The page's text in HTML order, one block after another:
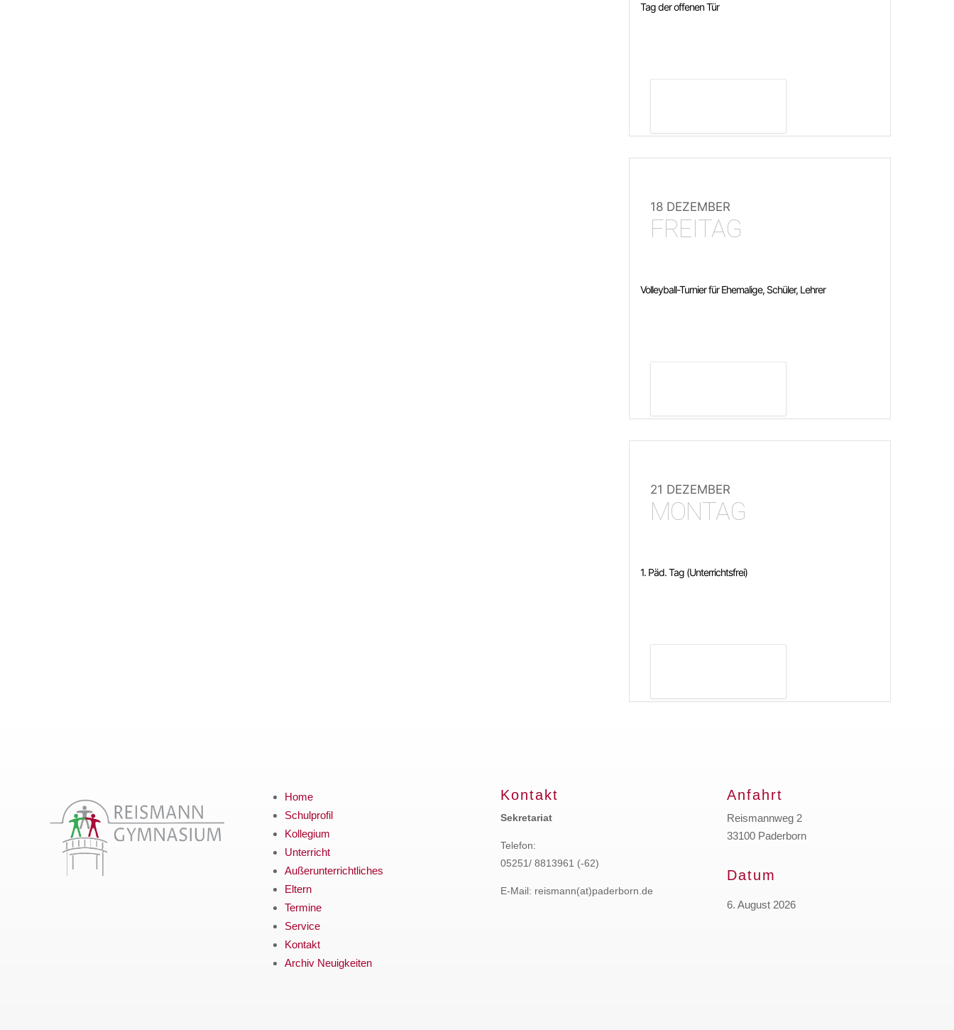
Tag der offenen Tür
18 DEZEMBER
FREITAG
Volleyball-Turnier für Ehemalige, Schüler, Lehrer
21 DEZEMBER
MONTAG
1. Päd. Tag (Unterrichtsfrei)
Home
Schulprofil
Kollegium
Unterricht
Außerunterrichtliches
Eltern
Termine
Service
Kontakt
Archiv Neuigkeiten
Kontakt
Sekretariat
Telefon:
05251/ 8813961 (-62)
E-Mail: reismann(at)paderborn.de
Anfahrt
Reismannweg 2
33100 Paderborn
Datum
6. August 2026